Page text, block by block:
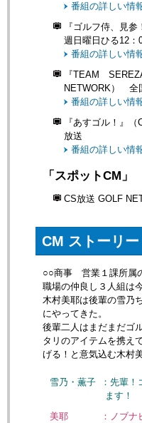
番組の詳しい情
『ゴルフ侍、見
週日曜日ひる12：
番組の詳しい情
『TEAM
NETWORK） 全
番組の詳しい情
『あすゴル！』
放送
番組の詳しい情
「スポットCM」
CS放送 GOLF
CM ストーリー
○○商事 営業１課所属
職場の仲良し３人組は
木村美耶は後輩の雪乃
にやってきた。
後輩二人はまだまだゴ
タリのアイテムを携え
げる！と意気込む木村
雪乃・薫子
：先輩
ます！
美耶
：ノブナ